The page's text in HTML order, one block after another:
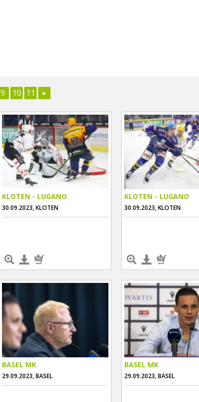
9 10 11
KLOTEN - LUGANO
30.09.2023, KLOTEN
KLOTEN - LUGANO
30.09.2023, KLOTEN
BASEL MK
29.09.2023, BASEL
BASEL MK
29.09.2023, BASEL